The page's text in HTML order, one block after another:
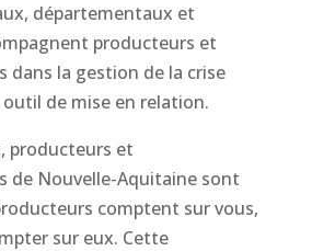
départementaux et
producteurs et
dans la gestion de la crise
outil de mise en relation.
producteurs et
de Nouvelle-Aquitaine sont
comptent sur vous,
sur eux. Cette